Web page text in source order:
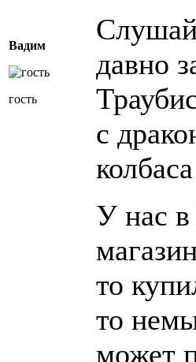
Вадим
гость
давно
с
У нас в
то
то
может